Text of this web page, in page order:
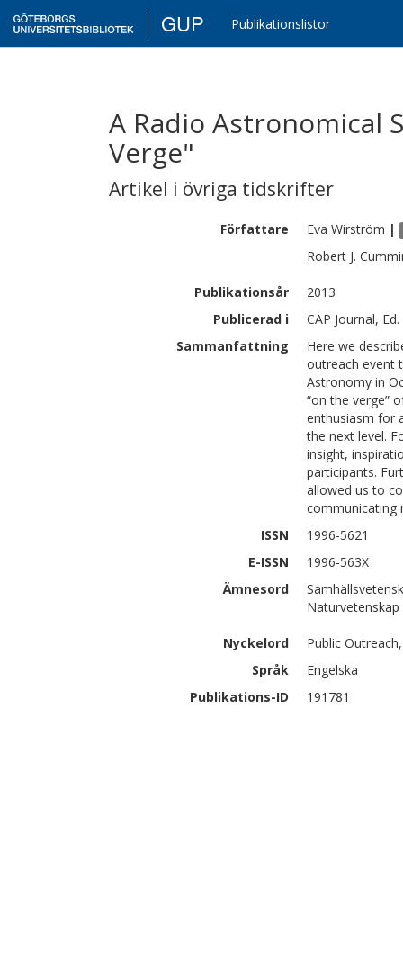
GUP Publikationslistor
A Radio Astronomical
Verge"
Artikel i övriga tidskrifter
Författare Eva Wirström |
Robert J.
Publikationsår
2013
Publicerad i
CAP Journal,
Sammanfattning
Here we
outreach event
Astronomy in
“on the verge”
enthusiasm for
the next level.
insight,
participants.
allowed us to
communicating
ISSN
1996-5621
E-ISSN
1996-563X
Ämnesord
Nyckelord
Public
Språk
Engelska
Publikations-ID
191781